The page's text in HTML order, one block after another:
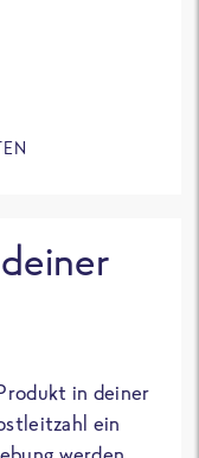
in deiner
ein